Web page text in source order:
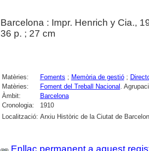
Barcelona : Impr. Henrich y Cia.,
36 p. ; 27 cm
Matèries: Foments ; Memòria de gestió;
Matèries:
Foment del Treball Nacional .
Àmbit:
Barcelona
Cronologia:
1910
Localització: Arxiu Històric de la Ciutat de
Enllaç permanent a aquest